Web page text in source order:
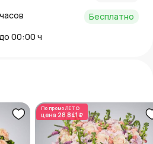
Бесплатно
00:00 ч
По промоЛЕТО
цена 28 841 ₽